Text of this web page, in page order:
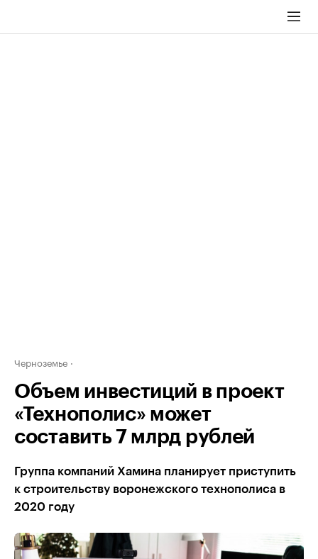
Черноземье
Объем инвестиций в проект
«Технополис» может
составить 7 млрд рублей
Группа компаний Хамина планирует приступить
к строительству воронежского технополиса в
2020 году